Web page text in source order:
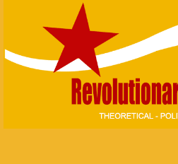
content
Marksizm